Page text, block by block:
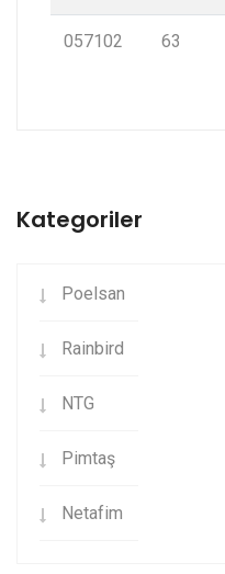
057102 63
Kategoriler
Poelsan
Rainbird
NTG
Pimtaş
Netafim